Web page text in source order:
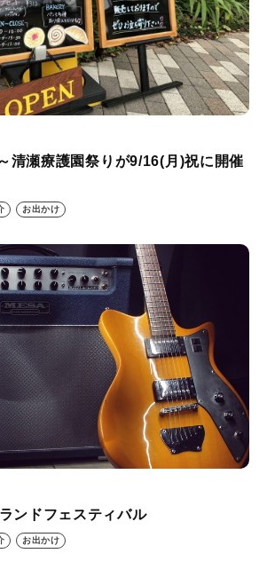
瀬療護園祭りが9/16(月)祝に開催
お出かけ
ンドフェスティバル
お出かけ